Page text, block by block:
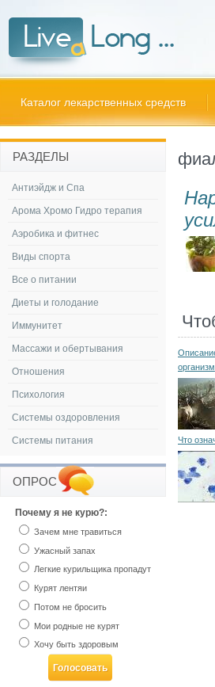
Каталог лекарственных средств
организм
Что
РАЗДЕЛЫ
Антиэйдж и Спа
Арома Хромо Гидро терапия
Аэробика и фитнес
Виды спорта
Все о питании
Диеты и голодание
Иммунитет
Массажи и обертывания
Отношения
Психология
Системы оздоровления
Системы питания
ОПРОС
Почему я не курю?:
Зачем мне травиться
Ужасный запах
Легкие курильщика пропадут
Курят лентяи
Потом не бросить
Мои родные не курят
Хочу быть здоровым